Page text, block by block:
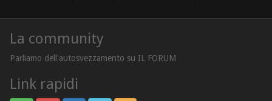
La community
Parliamo dell'autosvezzamento su IL FORUM
Link rapidi